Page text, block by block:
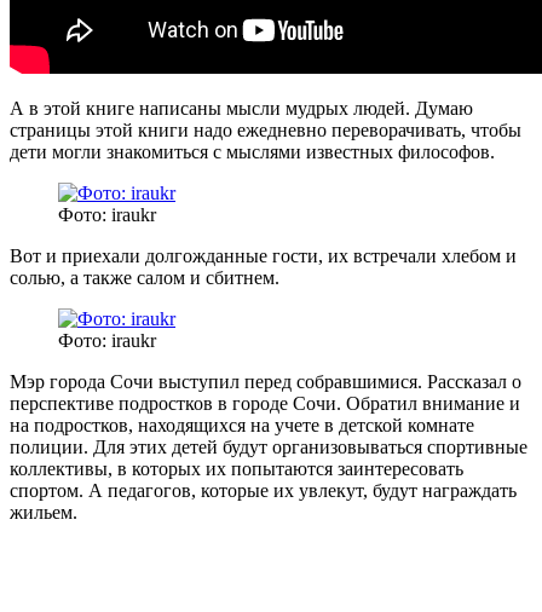
А в этой книге написаны мысли мудрых людей. Думаю
страницы этой книги надо ежедневно переворачивать, чтобы
дети могли знакомиться с мыслями известных философов.
Фото: iraukr
Вот и приехали долгожданные гости, их встречали хлебом и
солью, а также салом и сбитнем.
Фото: iraukr
Мэр города Сочи выступил перед собравшимися. Рассказал о
перспективе подростков в городе Сочи. Обратил внимание и
на подростков, находящихся на учете в детской комнате
полиции. Для этих детей будут организовываться спортивные
коллективы, в которых их попытаются заинтересовать
спортом. А педагогов, которые их увлекут, будут награждать
жильем.